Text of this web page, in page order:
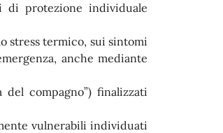
di protezione individuale
stress termico, sui sintomi
anche mediante
compagno”) finalizzati
vulnerabili individuati